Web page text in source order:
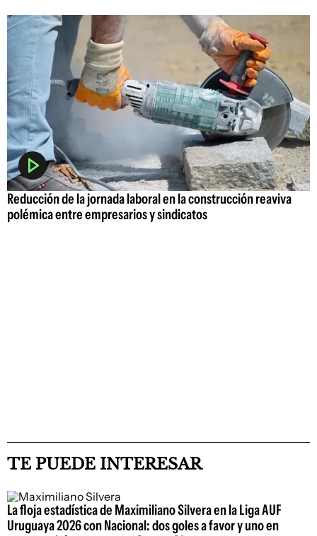
Reducción de la jornada laboral en la construcción reaviva
polémica entre empresarios y sindicatos
TE PUEDE INTERESAR
La floja estadística de Maximiliano Silvera en la Liga AUF
Uruguaya 2026 con Nacional: dos goles a favor y uno en